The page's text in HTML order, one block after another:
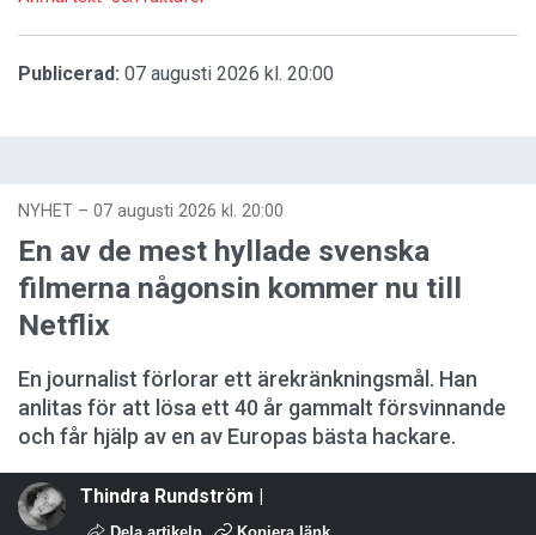
Publicerad: 07 augusti 2026 kl. 20:00
NYHET – 07 augusti 2026 kl. 20:00
En av de mest hyllade svenska
filmerna någonsin kommer nu till
Netflix
En journalist förlorar ett ärekränkningsmål. Han
anlitas för att lösa ett 40 år gammalt försvinnande
och får hjälp av en av Europas bästa hackare.
Thindra Rundström |